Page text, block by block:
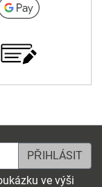
ve výši